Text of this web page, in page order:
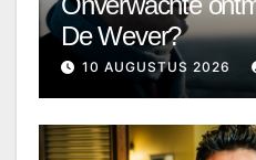
De Wever?
10 AUGUSTUS 2026